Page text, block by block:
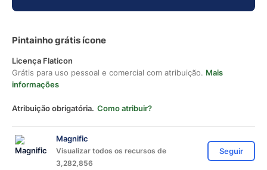
Pintainho grátis ícone
Licença Flaticon
Grátis para uso pessoal e comercial com atribuição. Mais
informações
Atribuição obrigatória. Como atribuir?
Magnific
Visualizar todos os recursos de
3,282,856
Seguir